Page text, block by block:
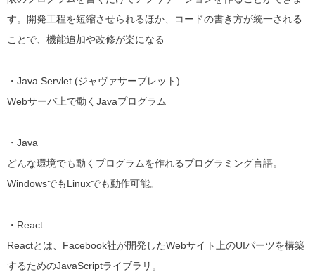
す。開発工程を短縮させられるほか、コードの書き方が統一される
ことで、機能追加や改修が楽になる
・Java Servlet (ジャヴァサーブレット)
Webサーバ上で動くJavaプログラム
・Java
どんな環境でも動くプログラムを作れるプログラミング言語。
WindowsでもLinuxでも動作可能。
・React
Reactとは、Facebook社が開発したWebサイト上のUIパーツを構築
するためのJavaScriptライブラリ。